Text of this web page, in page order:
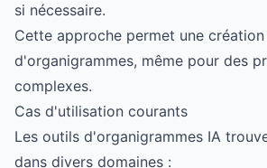
si nécessaire.
Cette approche permet une
d'organigrammes, même pour des
complexes.
Cas d'utilisation courants
Les outils d'organigrammes IA
dans divers domaines :